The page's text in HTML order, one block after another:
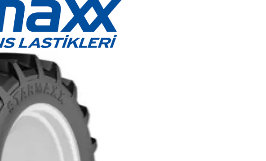
TR-110 132A8 TL